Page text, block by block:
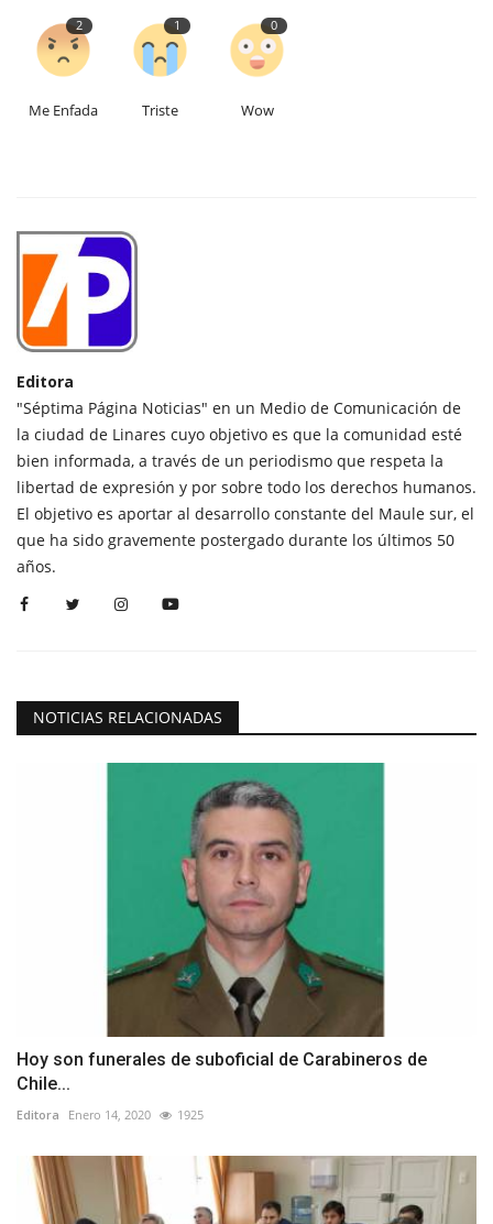
2
Me Enfada
1
Triste
0
Wow
Editora
"Séptima Página Noticias" en un Medio de Comunicación de
la ciudad de Linares cuyo objetivo es que la comunidad esté
bien informada, a través de un periodismo que respeta la
libertad de expresión y por sobre todo los derechos humanos.
El objetivo es aportar al desarrollo constante del Maule sur, el
que ha sido gravemente postergado durante los últimos 50
años.
NOTICIAS RELACIONADAS
Hoy son funerales de suboficial de Carabineros de
Chile...
Editora Enero 14, 2020 1925